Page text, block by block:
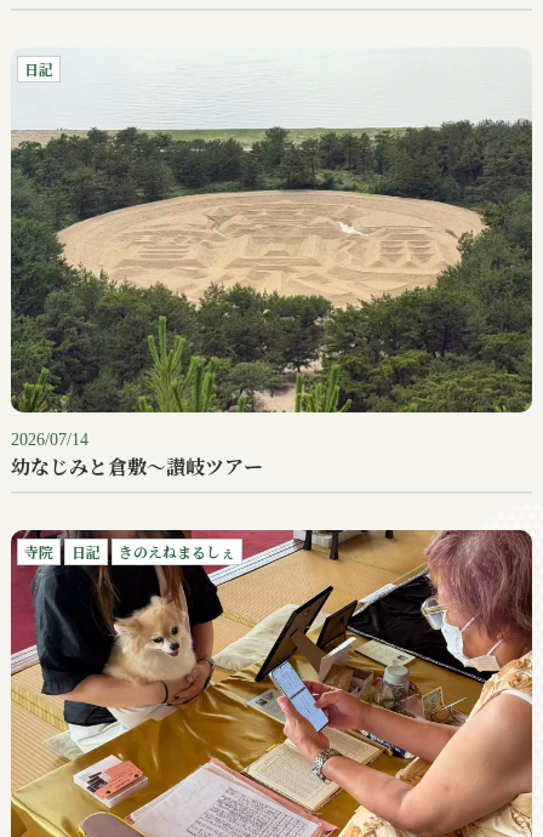
日記
2026/07/14
幼なじみと倉敷〜讃岐ツアー
寺院 日記 きのえねまるしぇ